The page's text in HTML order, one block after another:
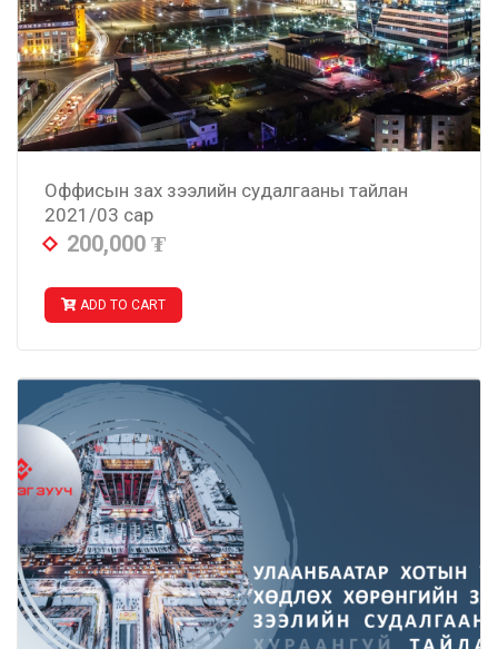
Оффисын зах зээлийн судалгааны тайлан
2021/03 сар
200,000 ₮
ADD TO CART